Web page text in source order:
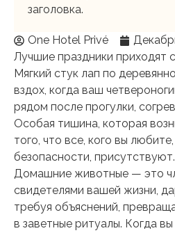
заголовка.
One Hotel Privé
Лучшие праздники приходят
Мягкий стук лап по
вздох, когда ваш
рядом после прогулки,
Особая тишина, которая
того, что все, кого вы
безопасности, присутствуют.
Домашние животные — это
свидетелями вашей жизни,
требуя объяснений,
в заветные ритуалы. Когда